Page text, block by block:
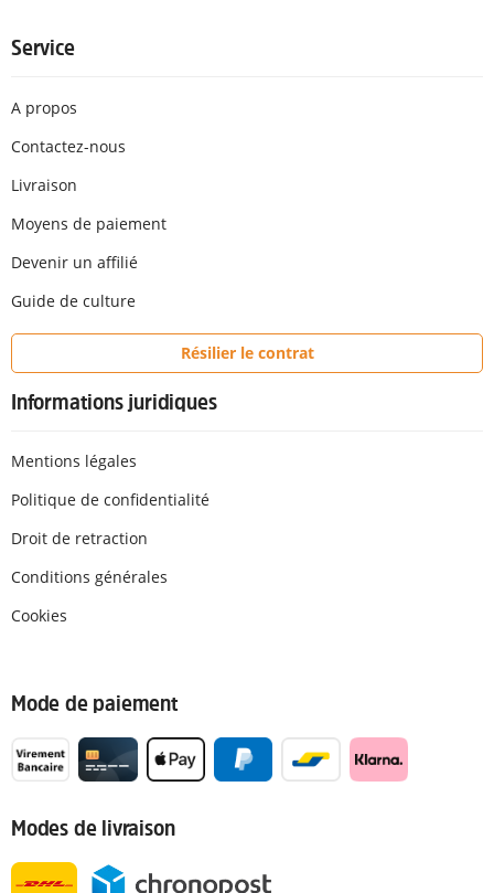
Service
A propos
Contactez-nous
Livraison
Moyens de paiement
Devenir un affilié
Guide de culture
Résilier le contrat
Informations juridiques
Mentions légales
Politique de confidentialité
Droit de retraction
Conditions générales
Cookies
Mode de paiement
Modes de livraison